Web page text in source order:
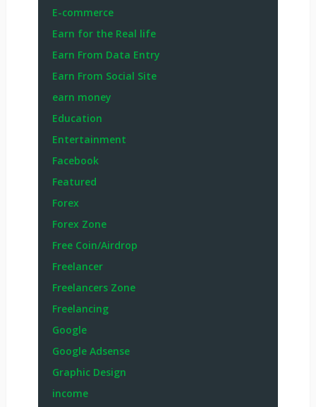
E-commerce
Earn for the Real life
Earn From Data Entry
Earn From Social Site
earn money
Education
Entertainment
Facebook
Featured
Forex
Forex Zone
Free Coin/Airdrop
Freelancer
Freelancers Zone
Freelancing
Google
Google Adsense
Graphic Design
income